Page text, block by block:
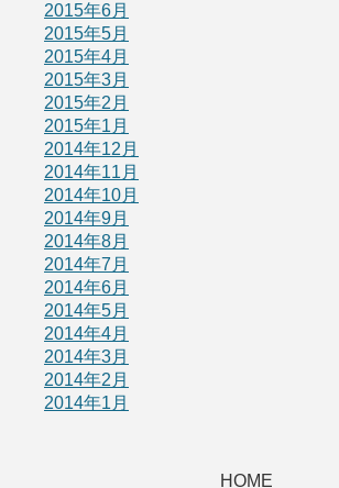
2015年6月
2015年5月
2015年4月
2015年3月
2015年2月
2015年1月
2014年12月
2014年11月
2014年10月
2014年9月
2014年8月
2014年7月
2014年6月
2014年5月
2014年4月
2014年3月
2014年2月
2014年1月
HOME